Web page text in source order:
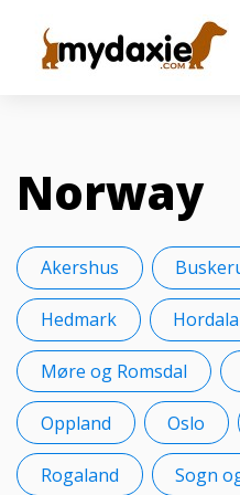
Norway
Akershus
Hedmark
Møre og Romsdal
Oppland Oslo
Rogaland Sogn